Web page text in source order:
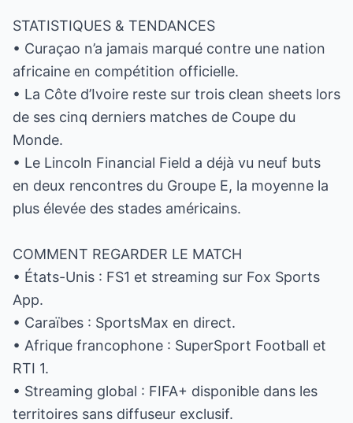
STATISTIQUES & TENDANCES
• Curaçao n’a jamais marqué contre une nation
africaine en compétition officielle.
• La Côte d’Ivoire reste sur trois clean sheets lors
de ses cinq derniers matches de Coupe du
Monde.
• Le Lincoln Financial Field a déjà vu neuf buts
en deux rencontres du Groupe E, la moyenne la
plus élevée des stades américains.
COMMENT REGARDER LE MATCH
• États-Unis : FS1 et streaming sur Fox Sports
App.
• Caraïbes : SportsMax en direct.
• Afrique francophone : SuperSport Football et
RTI 1.
• Streaming global : FIFA+ disponible dans les
territoires sans diffuseur exclusif.